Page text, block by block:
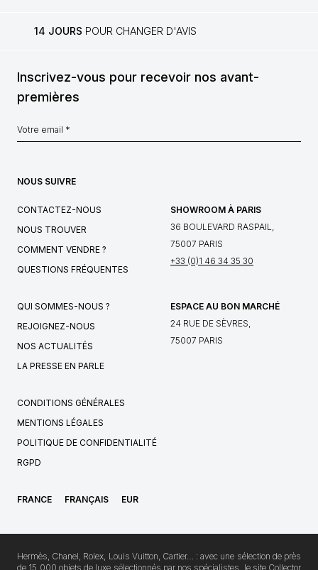
14 JOURS POUR CHANGER D'AVIS
Inscrivez-vous pour recevoir nos avant-
premières
NOUS SUIVRE
CONTACTEZ-NOUS
NOUS TROUVER
COMMENT VENDRE ?
QUESTIONS FRÉQUENTES
SHOWROOM À PARIS
36 BOULEVARD RASPAIL,
75007 PARIS
+33 (0)1 46 34 35 30
QUI SOMMES-NOUS ?
REJOIGNEZ-NOUS
NOS ACTUALITÉS
LA PRESSE EN PARLE
ESPACE AU BON MARCHÉ
24 RUE DE SÈVRES,
75007 PARIS
CONDITIONS GÉNÉRALES
MENTIONS LÉGALES
POLITIQUE DE CONFIDENTIALITÉ
RGPD
FRANCE FRANÇAIS EUR
Hermès, Chanel, Rolex, Louis Vuitton, Cartier… : avec une sélection de près
de 15 000 objets de luxe sélectionnés par nos spécialistes, le site Collector